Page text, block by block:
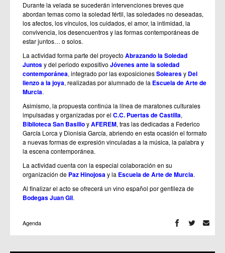
Durante la velada se sucederán intervenciones breves que
abordan temas como la soledad fértil, las soledades no deseadas,
los afectos, los vínculos, los cuidados, el amor, la intimidad, la
convivencia, los desencuentros y las formas contemporáneas de
estar juntos… o solos.
La actividad forma parte del proyecto Abrazando la Soledad
Juntosy del periodo expositivo Jóvenes ante la soledad
contemporánea, integrado por las exposicionesSolearesy Del
lienzo a la joya, realizadas por alumnado de la Escuela de Arte de
Murcia.
Asimismo, la propuesta continúa la línea de maratones culturales
impulsadas y organizadas por el C.C. Puertas de Castilla,
Biblioteca San BasilioyAFEREM, tras las dedicadas a Federico
García Lorca y Dionisia García, abriendo en esta ocasión el formato
a nuevas formas de expresión vinculadas a la música, la palabra y
la escena contemporánea.
La actividad cuenta con la especial colaboración en su
organización de Paz Hinojosay la Escuela de Arte de Murcia.
Al finalizar el acto se ofrecerá un vino español por gentileza de
Bodegas Juan Gil.
Agenda